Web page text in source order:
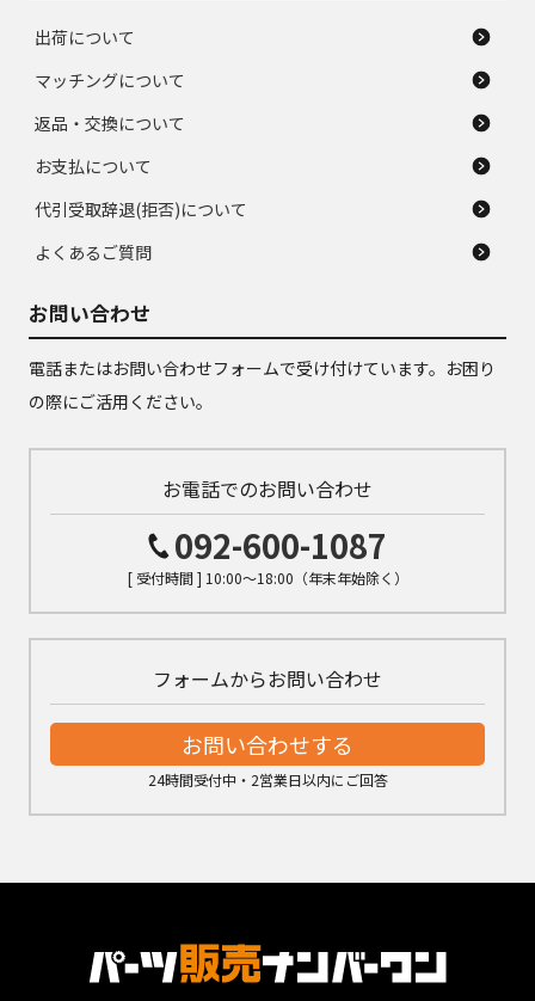
出荷について
マッチングについて
返品・交換について
お支払について
代引受取辞退(拒否)について
よくあるご質問
お問い合わせ
電話またはお問い合わせフォームで受け付けています。お困り
の際にご活用ください。
お電話でのお問い合わせ
092-600-1087
[ 受付時間 ] 10:00～18:00（年末年始除く）
フォームからお問い合わせ
お問い合わせする
24時間受付中・2営業日以内にご回答